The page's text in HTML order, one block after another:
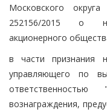
Московского
252156/2015 о
акционерного
в части признания
управляющего по
ответственностью
вознаграждения,